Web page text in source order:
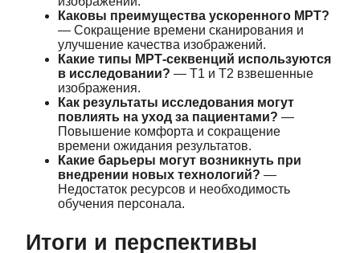
Каковы преимущества ускоренного МРТ?
— Сокращение времени сканирования и
улучшение качества изображений.
Какие типы МРТ-секвенций используются
в исследовании? — T1 и T2 взвешенные
изображения.
Как результаты исследования могут
повлиять на уход за пациентами? —
Повышение комфорта и сокращение
времени ожидания результатов.
Какие барьеры могут возникнуть при
внедрении новых технологий? —
Недостаток ресурсов и необходимость
обучения персонала.
Итоги и перспективы